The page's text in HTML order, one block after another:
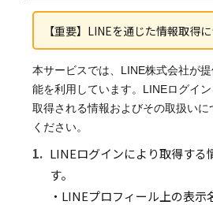
【重要】LINEを通じた情報取得
本サービスでは、LINE株式会社が
能を利用しています。LINEログイ
取得される情報およびその取扱い
ください。
1. LINEログインにより取得する
す。
・LINEプロフィール上の表示